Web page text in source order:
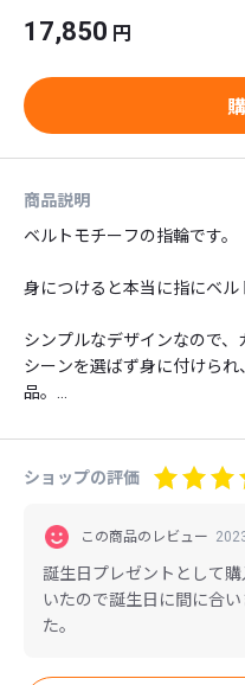
17,850 円
商品説明
ベルトモチーフの指輪です。
身につけると本当に指にベル
シンプルなデザインなので
シーンを選ばず身に付けら
品。
でしょうか。
施しております。
small rightの人気No.1商品で
使用素材：シルバー　18Kゴ
ショップの評価
この商品のレビュー
誕生日プレゼントとして
いたので誕生日に間に合
た。